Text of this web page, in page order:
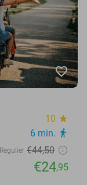
favorite_border
10 star
6 min. directions_walk
Regulier €44,50
€24,95